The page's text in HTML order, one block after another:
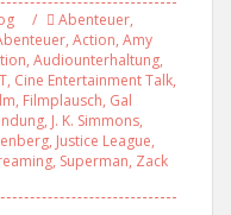
Abenteuer,
, Action, Amy
, Audiounterhaltung,
, Cine Entertainment Talk,
, Filmplausch, Gal
, J. K. Simmons,
, Justice League,
, Superman, Zack